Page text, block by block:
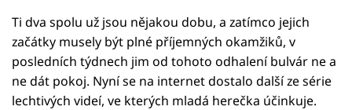
Ti dva spolu už jsou nějakou dobu, a zatímco jejich
začátky musely být plné příjemných okamžiků, v
posledních týdnech jim od tohoto odhalení bulvár ne a
ne dát pokoj. Nyní se na internet dostalo další ze série
lechtivých videí, ve kterých mladá herečka účinkuje.